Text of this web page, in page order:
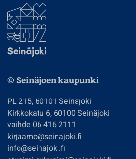
© Seinäjoen kaupunki
PL 215, 60101 Seinäjoki
Kirkkokatu 6, 60100 Seinäjoki
vaihde 06 416 2111
kirjaamo@seinajoki.fi
info@seinajoki.fi